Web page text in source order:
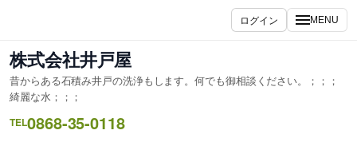
を
ス
キ
ッ
プ
ログイン MENU
株式会社井戸屋
昔からある石積み井戸の洗浄もします。何でも御相談ください。；；；
綺麗な水；；；
TEL0868-35-0118